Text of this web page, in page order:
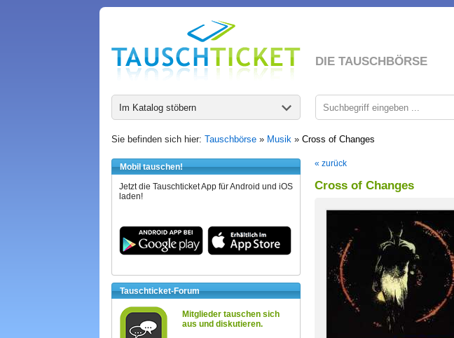
DIE TAUSCHBÖRSE
Im Katalog stöbern
Sie befinden sich hier: Tauschbörse » Musik » Cross of Changes
Mobil tauschen!
Jetzt die Tauschticket App für Android und iOS
laden!
Tauschticket-Forum
Mitglieder tauschen sich
aus und diskutieren.
« zurück
Cross of Changes